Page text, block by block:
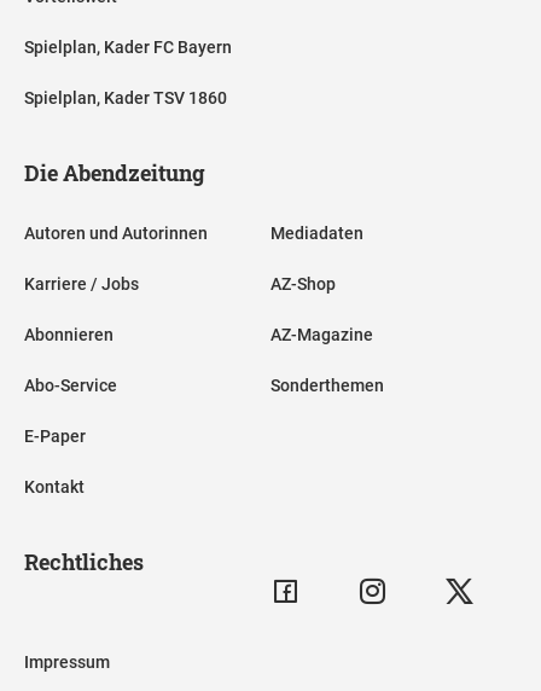
Spielplan, Kader FC Bayern
Spielplan, Kader TSV 1860
Die Abendzeitung
Autoren und Autorinnen
Karriere / Jobs
Abonnieren
Abo-Service
E-Paper
Kontakt
Mediadaten
AZ-Shop
AZ-Magazine
Sonderthemen
Rechtliches
Impressum